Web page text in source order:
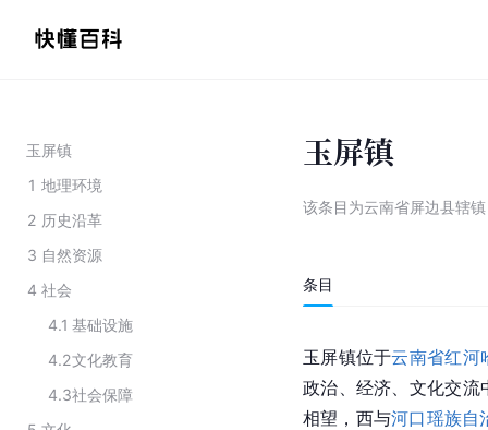
玉屏镇
1 地理环境
2 历史沿革
3 自然资源
4 社会
4.1 基础设施
4.2文化教育
4.3社会保障
玉屏镇
该条目为云南省屏边县辖镇
条目
玉屏镇位于云南省红河
政治、经济、文化交
相望，西与河口瑶族自